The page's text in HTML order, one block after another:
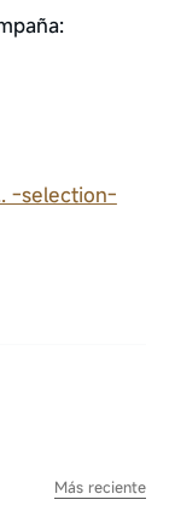
-selection-
Más reciente